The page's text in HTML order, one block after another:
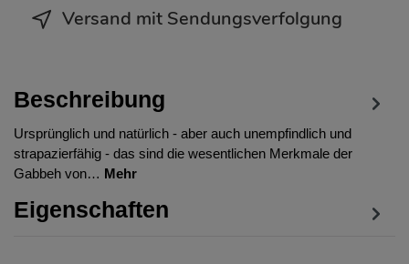
Versand mit Sendungsverfolgung
Beschreibung
Ursprünglich und natürlich - aber auch unempfindlich und
strapazierfähig - das sind die wesentlichen Merkmale der
Gabbeh von… Mehr
Eigenschaften